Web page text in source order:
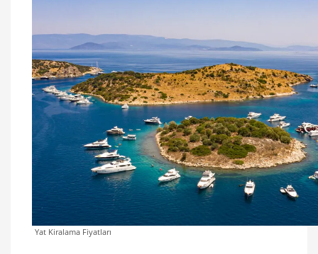
Yat Kiralama Fiyatları